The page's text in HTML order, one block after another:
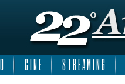
C I N E S T R E A M I N G